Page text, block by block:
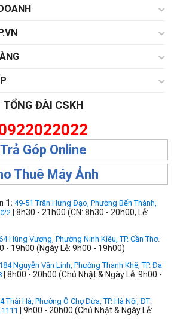
TỔNG ĐÀI CSKH
Trả Góp Online
Thuê Máy Ảnh
1: 49-51 Trần Hưng Đạo, Phường Bến Thành,
| 8h30 - 21h00 (CN: 8h30 - 20h00, Lễ:
Hùng Vương, Phường Ninh Kiều, TP. Cần Thơ.
- 19h00 (Ngày Lễ: 9h00 - 19h00)
184 Nguyễn Văn Linh, Phường Thanh Khê, TP. Đà
| 8h00 - 20h00 (Chủ Nhật & Ngày Lễ: 9h00 -
Thái Hà, Phường Ô Chợ Dừa, TP. Hà Nội, ĐT:
| 9h00 - 20h00 (Chủ Nhật & Ngày Lễ: